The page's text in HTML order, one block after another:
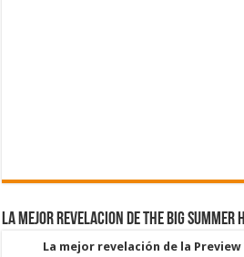
La mejor revelacion de The Big Summer
La mejor revelación de la Preview